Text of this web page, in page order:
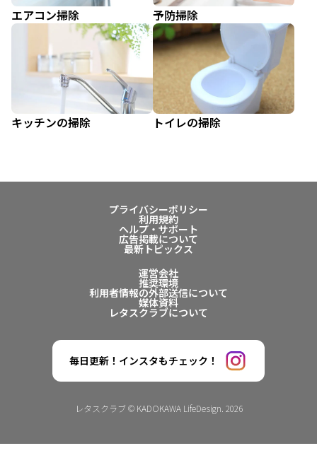
エアコン掃除 予防掃除
キッチンの掃除 トイレの掃除
プライバシーポリシー
利用規約
ヘルプ・サポート
広告掲載について
最新トピックス
運営会社
推奨環境
利用者情報の外部送信について
媒体資料
レタスクラブについて
毎日更新！インスタもチェック！
レタスクラブ © KADOKAWA LifeDesign. 2026